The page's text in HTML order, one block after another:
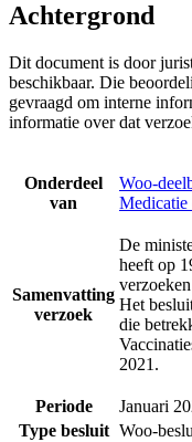
Achtergrond
Dit document is door
beschikbaar. Die
gevraagd om interne
informatie over dat
Onderdeel
van
Woo-
Medicatie
Samenvatting
verzoek
De
heeft op
Het
die
2021.
Periode
Januari
Type besluit Woo-